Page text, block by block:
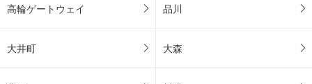
高輪ゲートウェイ 品川
大井町 大森